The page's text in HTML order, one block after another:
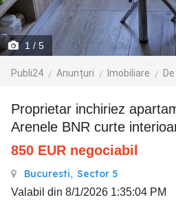
1 / 5
Publi24 Anunțuri Imobiliare
Proprietar inchiriez apartament Cotroceni
Arenele BNR curte
850 EUR negociabil
Bucuresti, Sector 5
Valabil din 8/1/2026 1:35:04 PM